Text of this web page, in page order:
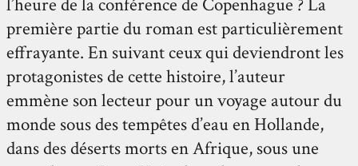
l’heure de la conférence de Copenhague ? La
première partie du roman est particulièrement
effrayante. En suivant ceux qui deviendront les
protagonistes de cette histoire, l’auteur
emmène son lecteur pour un voyage autour du
monde sous des tempêtes d’eau en Hollande,
dans des déserts morts en Afrique, sous une